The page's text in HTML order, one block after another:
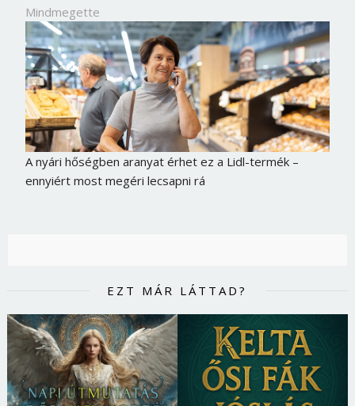
Mindmegette
A nyári hőségben aranyat érhet ez a Lidl-termék –
ennyiért most megéri lecsapni rá
EZT MÁR LÁTTAD?